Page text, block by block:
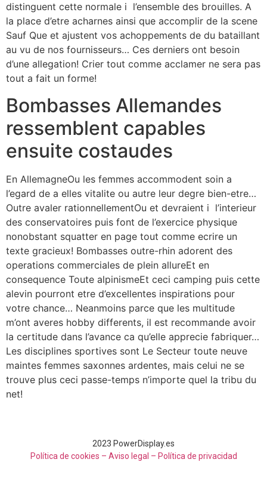
distinguent cette normale i l’ensemble des brouilles. A
la place d’etre acharnes ainsi que accomplir de la scene
Sauf Que et ajustent vos achoppements de du bataillant
au vu de nos fournisseurs… Ces derniers ont besoin
d’une allegation! Crier tout comme acclamer ne sera pas
tout a fait un forme!
Bombasses Allemandes
ressemblent capables
ensuite costaudes
En AllemagneOu les femmes accommodent soin a
l’egard de a elles vitalite ou autre leur degre bien-etre…
Outre avaler rationnellementOu et devraient i l’interieur
des conservatoires puis font de l’exercice physique
nonobstant squatter en page tout comme ecrire un
texte gracieux! Bombasses outre-rhin adorent des
operations commerciales de plein allureEt en
consequence Toute alpinismeEt ceci camping puis cette
alevin pourront etre d’excellentes inspirations pour
votre chance… Neanmoins parce que les multitude
m’ont averes hobby differents, il est recommande avoir
la certitude dans l’avance ca qu’elle apprecie fabriquer…
Les disciplines sportives sont Le Secteur toute neuve
maintes femmes saxonnes ardentes, mais celui ne se
trouve plus ceci passe-temps n’importe quel la tribu du
net!
2023 PowerDisplay.es
Política de cookies – Aviso legal – Política de privacidad